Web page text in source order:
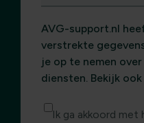
AVG-support.nl
verstrekte
je op te nemen
diensten. Bekijk ook
Ik ga akkoord met